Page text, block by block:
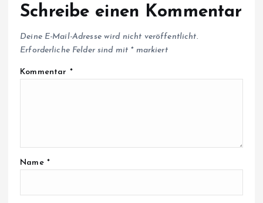
Schreibe einen Kommentar
Deine E-Mail-Adresse wird nicht veröffentlicht.
Erforderliche Felder sind mit *markiert
Kommentar *
Name *